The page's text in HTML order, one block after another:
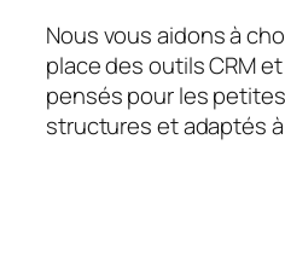
Nous vous aidons à
place des outils CRM
pensés pour les
structures et adaptés